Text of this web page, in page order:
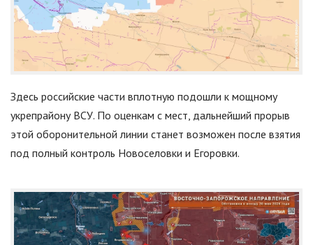
Здесь российские части вплотную подошли к мощному
укрепрайону ВСУ. По оценкам с мест, дальнейший прорыв
этой оборонительной линии станет возможен после взятия
под полный контроль Новоселовки и Егоровки.